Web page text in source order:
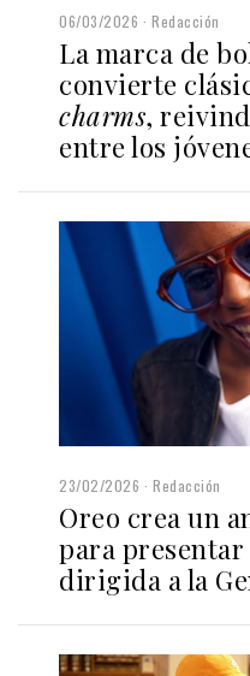
06/03/2026 Redacción
La marca de
convierte
charms,
entre los
23/02/2026 Redacción
Oreo crea un
para
dirigida a la